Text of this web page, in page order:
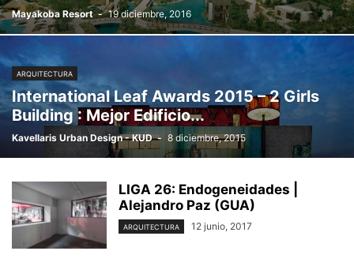
Mayakoba Resort - 19 diciembre, 2016
ARQUITECTURA
International Leaf Awards 2015 – 2 Girls
Building : Mejor Edificio...
Kavellaris Urban Design - KUD - 8 diciembre, 2015
LIGA 26: Endogeneidades |
Alejandro Paz (GUA)
ARQUITECTURA 12 junio, 2017